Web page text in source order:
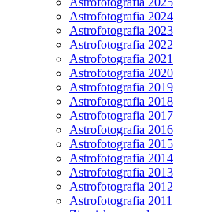
Astrofotografia 2024
Astrofotografia 2023
Astrofotografia 2022
Astrofotografia 2021
Astrofotografia 2020
Astrofotografia 2019
Astrofotografia 2018
Astrofotografia 2017
Astrofotografia 2016
Astrofotografia 2015
Astrofotografia 2014
Astrofotografia 2013
Astrofotografia 2012
Astrofotografia 2011